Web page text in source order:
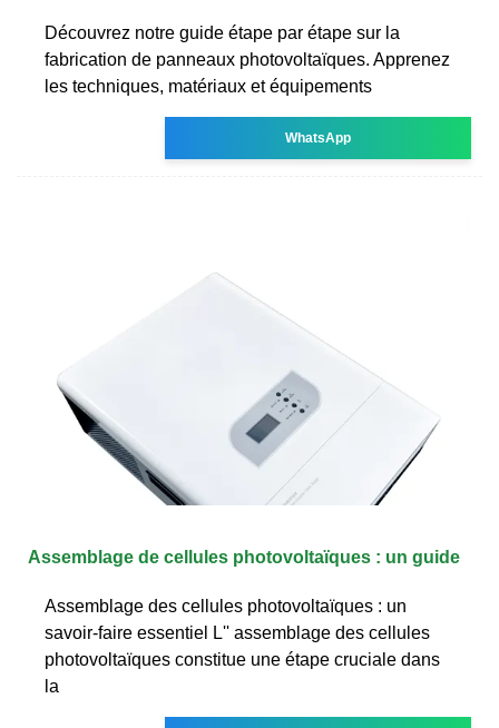
Découvrez notre guide étape par étape sur la
fabrication de panneaux photovoltaïques. Apprenez
les techniques, matériaux et équipements
WhatsApp
Assemblage de cellules photovoltaïques : un guide
Assemblage des cellules photovoltaïques : un
savoir-faire essentiel L'' assemblage des cellules
photovoltaïques constitue une étape cruciale dans
la